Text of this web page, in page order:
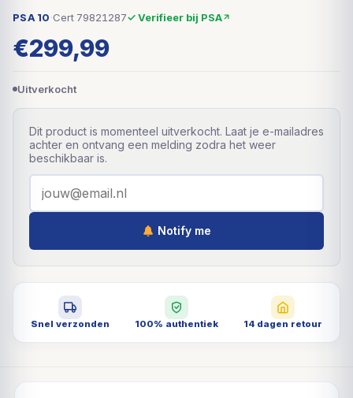
PSA 10·Cert 79821287✓ Verifieer bij PSA
€299,99
Uitverkocht
Dit product is momenteel uitverkocht. Laat je e-mailadres
achter en ontvang een melding zodra het weer
beschikbaar is.
Notify me
Snel verzonden 100% authentiek 14 dagen retour